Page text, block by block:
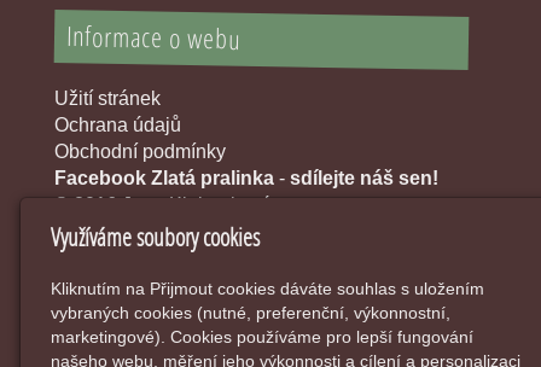
Informace o webu
Užití stránek
Ochrana údajů
Obchodní podmínky
Facebook Zlatá pralinka - sdílejte náš sen!
© 2016 Jana Klobouková
Využíváme soubory cookies
Kliknutím na Přijmout cookies dáváte souhlas s uložením
vybraných cookies (nutné, preferenční, výkonnostní,
marketingové). Cookies používáme pro lepší fungování
našeho webu, měření jeho výkonnosti a cílení a personalizaci